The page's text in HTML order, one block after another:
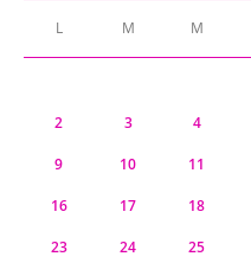
L M M
2 3 4
9 10 11
16 17 18
23 24 25